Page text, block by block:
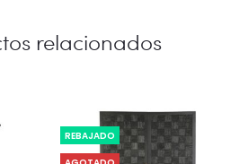
relacionados
REBAJADO